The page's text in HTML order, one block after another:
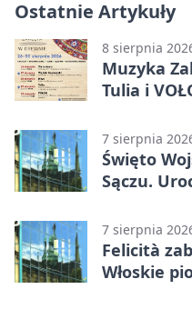
Ostatnie Artykuły
8 sierpnia
Muzyka
Tulia i
7 sierpnia
Święto
Sączu.
7 sierpnia
Felicità
Włoskie